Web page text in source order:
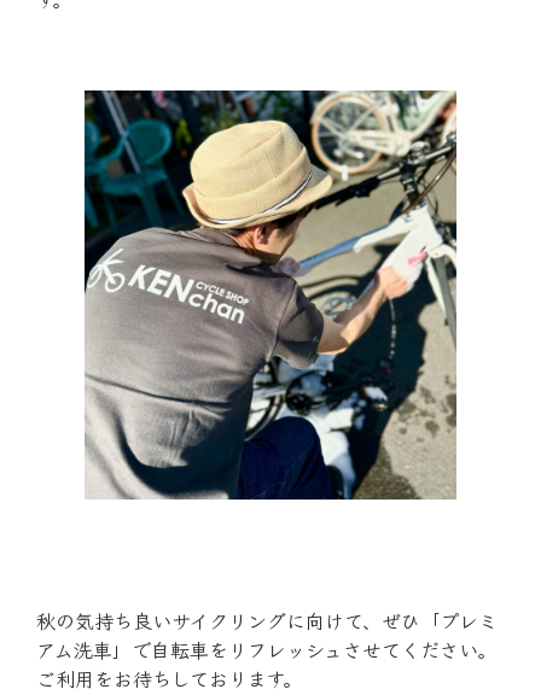
秋の気持ち良いサイクリングに向けて、ぜひ「プレミ
アム洗車」で自転車をリフレッシュさせてください。
ご利用をお待ちしております。